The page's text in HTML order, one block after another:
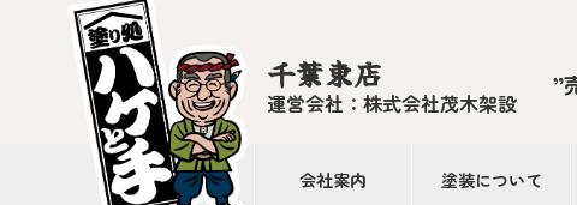
千葉東店
運営会社：株式会社茂木架設
”
会社案内 塗装について